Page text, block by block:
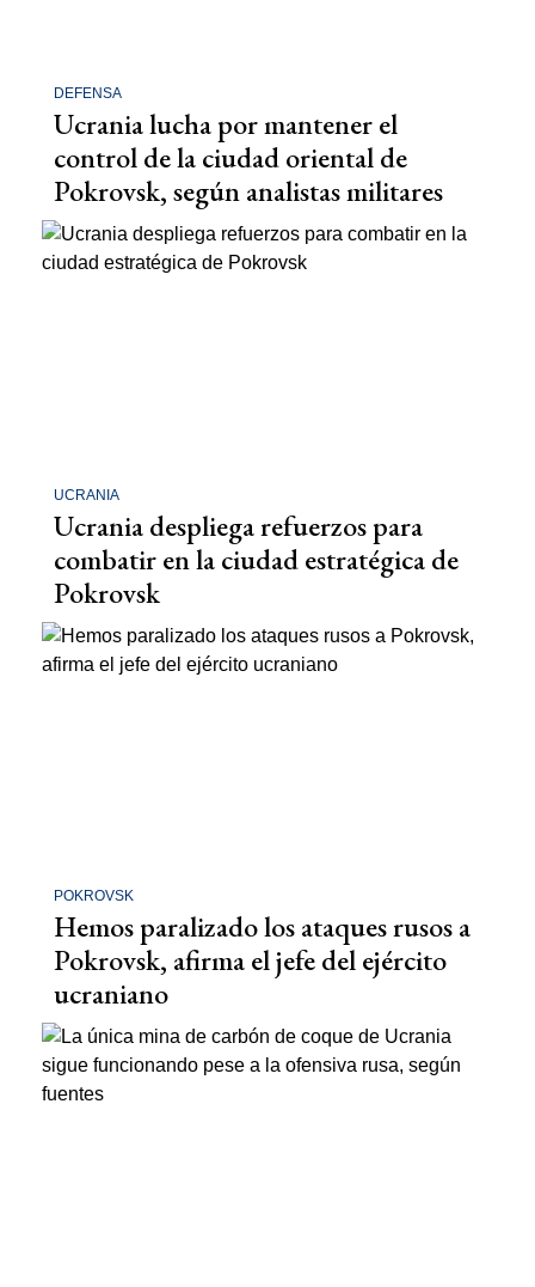
DEFENSA
Ucrania lucha por mantener el
control de la ciudad oriental de
Pokrovsk, según analistas militares
UCRANIA
Ucrania despliega refuerzos para
combatir en la ciudad estratégica de
Pokrovsk
POKROVSK
Hemos paralizado los ataques rusos a
Pokrovsk, afirma el jefe del ejército
ucraniano